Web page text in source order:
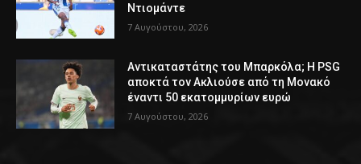
Ντιομάντε
7 Αυγούστου, 2026
Αντικαταστάτης του Μπαρκόλα; Η PSG
αποκτά τον Ακλιούσε από τη Μονακό
έναντι 50 εκατομμυρίων ευρώ
7 Αυγούστου, 2026